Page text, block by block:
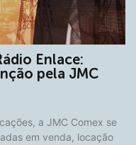
Enlace:
pela JMC
a JMC Comex se
em venda, locação